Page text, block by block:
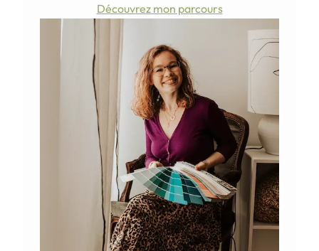
Découvrez mon parcours